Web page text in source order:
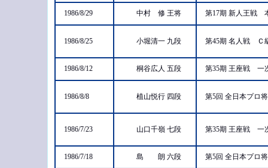
1986/8/29 中村 修 王将 第17期 新人王戦
1986/8/25 小堀清一 九段 第45期 名人戦 Ｃ
1986/8/12 桐谷広人 五段 第35期 王座戦 一
1986/8/8 植山悦行 四段 第5回 全日本プロ
1986/7/23 山口千嶺 七段 第35期 王座戦 一
1986/7/18 島 朗 六段 第5回 全日本プロ